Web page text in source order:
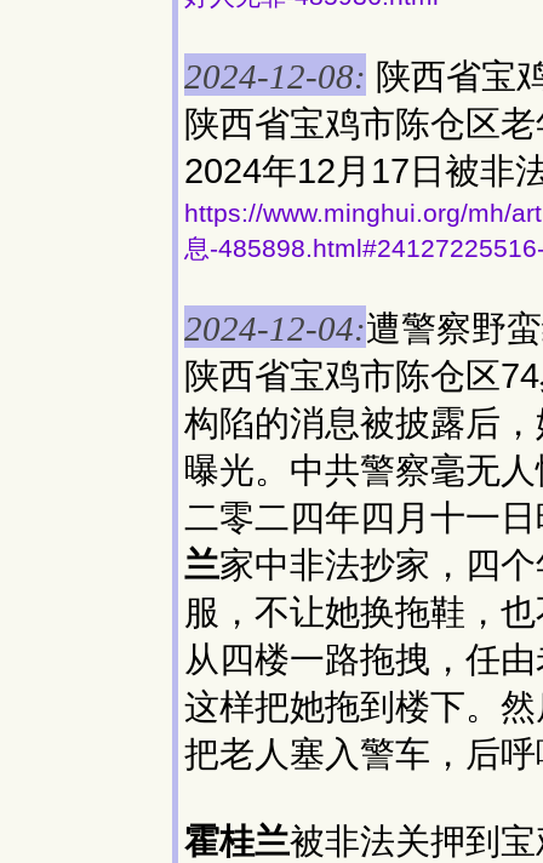
2024-12-08: 陕西省宝
陕西省宝鸡市陈仓区
2024年12月17日被非
https://www.minghui.org/mh/
息-
2024-12-04:遭警察野
陕西省宝鸡市陈仓区
构陷的消息被披露后
曝光。中共警察毫无
二零二四年四月十一
兰家中非法抄家，四
服，不让她换拖鞋，
从四楼一路拖拽，任
这样把她拖到楼下。
把老人塞入警车，后
霍桂兰被非法关押到